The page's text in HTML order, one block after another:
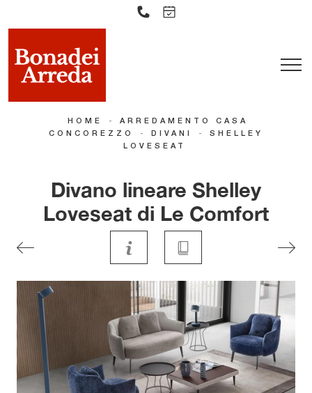
HOME -
ARREDAMENTO CASA
CONCOREZZO
- DIVANI -
SHELLEY
LOVESEAT
Divano lineare Shelley
Loveseat di Le Comfort